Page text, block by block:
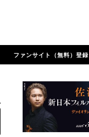
ファンサイト（無料）登録